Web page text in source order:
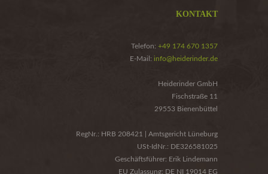
KONTAKT
Telefon: +49 174 670 1357
E-Mail: info@heiderinder.de
Heiderinder GmbH
Fischstraße 11
29553 Bienenbüttel
RegNr.: HRB 208421 | Amtsgericht Lüneburg
USt-IdNr.: DE326581025
Geschäftsführer: Erik Lindemann
EU Zulassung: DE NI 19014 EG